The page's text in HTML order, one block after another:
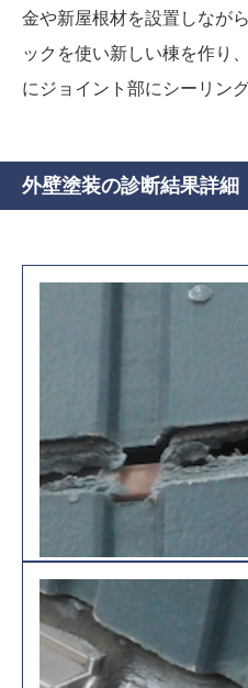
金や新屋根材を設置しなが
ックを使い新しい棟を作り
にジョイント部にシーリン
外壁塗装の診断結果詳細